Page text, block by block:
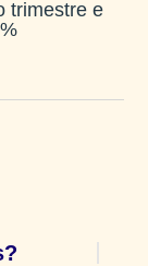
trimestre e